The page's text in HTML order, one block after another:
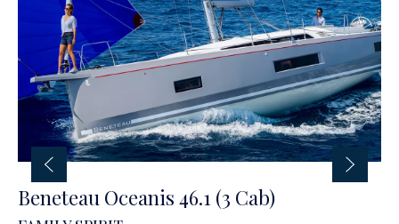
Beneteau Oceanis 46.1 (3 Cab)